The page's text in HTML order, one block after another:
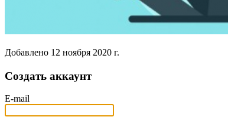
Добавлено 12 ноября 2020 г.
Создать аккаунт
E-mail